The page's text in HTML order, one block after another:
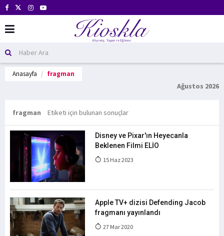
Anasayfa fragman
Ağustos 2026
fragman Etiketi için bulunan sonuçlar
Disney ve Pixar'ın Heyecanla
Beklenen Filmi ELİO
15 Haz 2023
Apple TV+ dizisi Defending Jacob
fragmanı yayınlandı
27 Mar 2020